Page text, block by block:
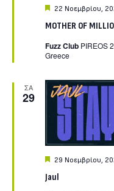
MOTHER OF
Featured
22 Νοεμβρίου,
Fuzz Club PIREOS
Greece
ΣΑ
29
Jaul
Featured
29 Νοεμβρίου,